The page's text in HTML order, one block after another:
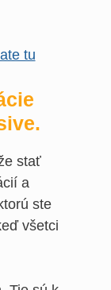
tu
stať
a
ste
všetci